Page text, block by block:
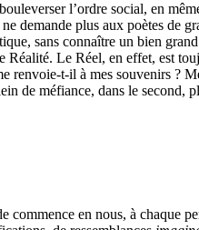
l’ordre social, en
demande plus aux poètes de
sans connaître un bien
Réalité. Le Réel, en effet, est
renvoie-t-il à mes souvenirs ?
de méfiance, dans le second,
commence en nous, à chaque